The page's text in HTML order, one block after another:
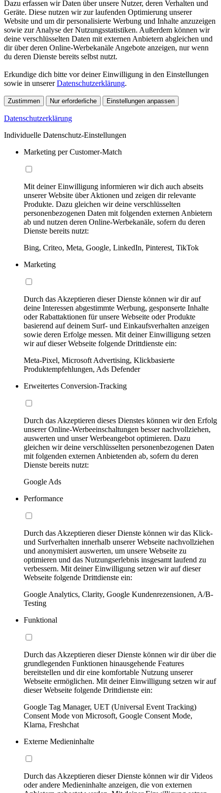
Dazu erfassen wir Daten über unsere Nutzer, deren Verhalten und
Geräte. Diese nutzen wir zur laufenden Optimierung unserer
Website und um dir personalisierte Werbung und Inhalte anzuzeigen
sowie zur Analyse der Nutzungsstatistiken. Außerdem können wir
deine verschlüsselten Daten mit externen Anbietern abgleichen und
dir über deren Online-Werbekanäle Angebote anzeigen, nur wenn
du deren Dienste bereits selbst nutzt.
Erkundige dich bitte vor deiner Einwilligung in den Einstellungen
sowie in unsererDatenschutzerklärung.
Zustimmen Nur erforderliche Einstellungen anpassen
Datenschutzerklärung
Individuelle Datenschutz-Einstellungen
Marketing per Customer-Match
Mit deiner Einwilligung informieren wir dich auch abseits
unserer Website über Aktionen und zeigen dir relevante
Produkte. Dazu gleichen wir deine verschlüsselten
personenbezogenen Daten mit folgenden externen Anbietern
ab und nutzen deren Online-Werbekanäle, sofern du deren
Dienste bereits nutzt:
Bing, Criteo, Meta, Google, LinkedIn, Pinterest, TikTok
Marketing
Durch das Akzeptieren dieser Dienste können wir dir auf
deine Interessen abgestimmte Werbung, gesponserte Inhalte
oder Rabattaktionen für unsere Webseite oder Produkte
basierend auf deinem Surf- und Einkaufsverhalten anzeigen
sowie deren Erfolge messen. Mit deiner Einwilligung setzen
wir auf dieser Webseite folgende Drittdienste ein:
Meta-Pixel, Microsoft Advertising, Klickbasierte
Produktempfehlungen, Ads Defender
Erweitertes Conversion-Tracking
Durch das Akzeptieren dieses Dienstes können wir den Erfolg
unserer Online-Werbeeinschaltungen besser nachvollziehen,
auswerten und unser Werbeangebot optimieren. Dazu
gleichen wir deine verschlüsselten personenbezogenen Daten
mit folgenden externen Anbietenden ab, sofern du deren
Dienste bereits nutzt:
Google Ads
Performance
Durch das Akzeptieren dieser Dienste können wir das Klick-
und Surfverhalten innerhalb unserer Webseite nachvollziehen
und anonymisiert auswerten, um unsere Webseite zu
optimieren und das Nutzungserlebnis insgesamt laufend zu
verbessern. Mit deiner Einwilligung setzen wir auf dieser
Webseite folgende Drittdienste ein:
Google Analytics, Clarity, Google Kundenrezensionen, A/B-
Testing
Funktional
Durch das Akzeptieren dieser Dienste können wir dir über die
grundlegenden Funktionen hinausgehende Features
bereitstellen und dir eine komfortable Nutzung unserer
Webseite ermöglichen. Mit deiner Einwilligung setzen wir auf
dieser Webseite folgende Drittdienste ein:
Google Tag Manager, UET (Universal Event Tracking)
Consent Mode von Microsoft, Google Consent Mode,
Klarna, Freshchat
Externe Medieninhalte
Durch das Akzeptieren dieser Dienste können wir dir Videos
oder andere Medieninhalte anzeigen, die von externen